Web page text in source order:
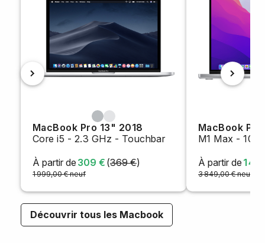
MacBook Pro 13" 2018
Core i5 - 2.3 GHz - Touchbar
À partir de 309 € (369 €)
1 999,00 € neuf
MacBook
M1 Max - 10
À partir de 1
3 849,00 € neuf
Découvrir tous les Macbook